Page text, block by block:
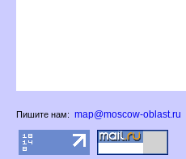
Пишите нам: map@moscow-oblast.ru